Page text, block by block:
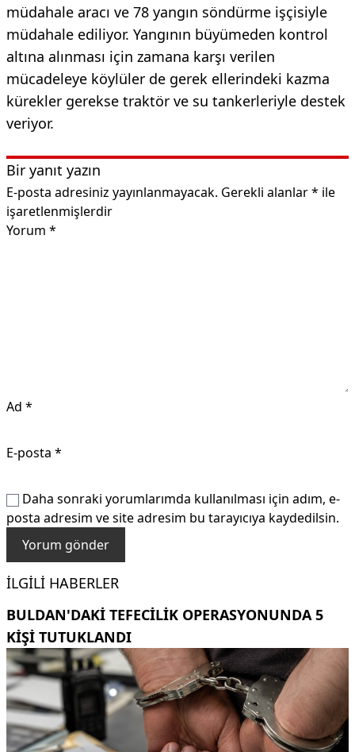
müdahale aracı ve 78 yangın söndürme işçisiyle
müdahale ediliyor. Yangının büyümeden kontrol
altına alınması için zamana karşı verilen
mücadeleye köylüler de gerek ellerindeki kazma
kürekler gerekse traktör ve su tankerleriyle destek
veriyor.
Bir yanıt yazın
E-posta adresiniz yayınlanmayacak. Gerekli alanlar* ile
işaretlenmişlerdir
Yorum *
Ad *
E-posta *
Daha sonraki yorumlarımda kullanılması için adım, e-
posta adresim ve site adresim bu tarayıcıya kaydedilsin.
İLGILI HABERLER
BULDAN'DAKI TEFECILIK OPERASYONUNDA 5
KIŞI TUTUKLANDI